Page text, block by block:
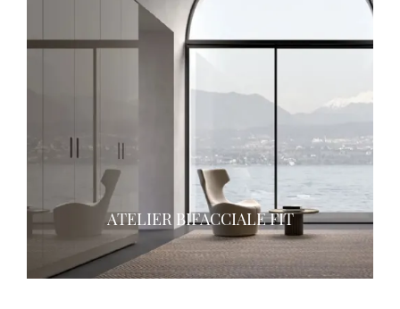
ATELIER BIFACCIALE FIT